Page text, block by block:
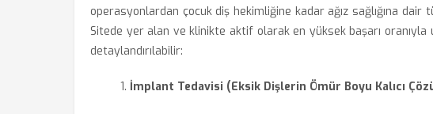
operasyonlardan çocuk diş hekimliğine kadar ağız sağlığına dair
Sitede yer alan ve klinikte aktif olarak en yüksek başarı
detaylandırılabilir:
İmplant Tedavisi (Eksik Dişlerin Ömür Boyu Kalıcı